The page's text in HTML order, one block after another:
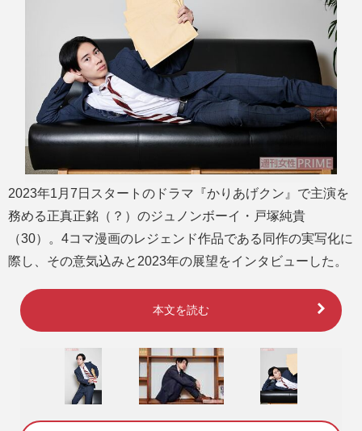
2023年1月7日スタートのドラマ『かりあげクン』で主演を
務める正真正銘（？）のジュノンボーイ・戸塚純貴
（30）。4コマ漫画のレジェンド作品である同作の実写化に
際し、その意気込みと2023年の展望をインタビューした。
本文を読む